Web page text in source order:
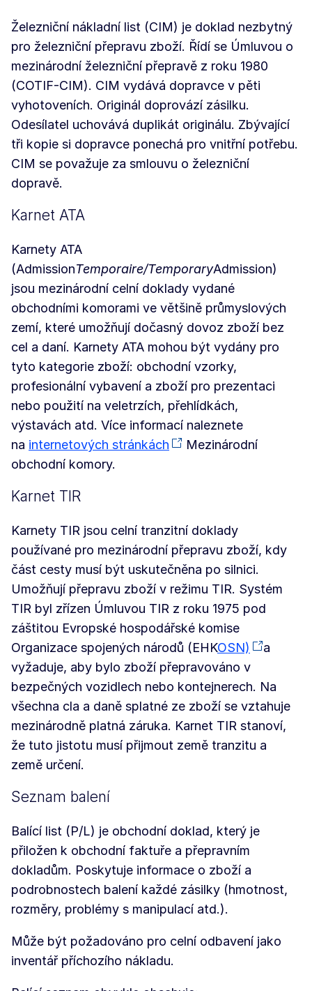
Železniční nákladní list (CIM) je doklad nezbytný
pro železniční přepravu zboží. Řídí se Úmluvou o
mezinárodní železniční přepravě z roku 1980
(COTIF-CIM). CIM vydává dopravce v pěti
vyhotoveních. Originál doprovází zásilku.
Odesílatel uchovává duplikát originálu. Zbývající
tři kopie si dopravce ponechá pro vnitřní potřebu.
CIM se považuje za smlouvu o železniční
dopravě.
Karnet ATA
Karnety ATA
(AdmissionTemporaire/TemporaryAdmission)
jsou mezinárodní celní doklady vydané
obchodními komorami ve většině průmyslových
zemí, které umožňují dočasný dovoz zboží bez
cel a daní. Karnety ATA mohou být vydány pro
tyto kategorie zboží: obchodní vzorky,
profesionální vybavení a zboží pro prezentaci
nebo použití na veletrzích, přehlídkách,
výstavách atd. Více informací naleznete
na internetových stránkách
Mezinárodní
obchodní komory.
Karnet TIR
Karnety TIR jsou celní tranzitní doklady
používané pro mezinárodní přepravu zboží, kdy
část cesty musí být uskutečněna po silnici.
Umožňují přepravu zboží v režimu TIR. Systém
TIR byl zřízen Úmluvou TIR z roku 1975 pod
záštitou Evropské hospodářské komise
Organizace spojených národů (EHKOSN)
a
vyžaduje, aby bylo zboží přepravováno v
bezpečných vozidlech nebo kontejnerech. Na
všechna cla a daně splatné ze zboží se vztahuje
mezinárodně platná záruka. Karnet TIR stanoví,
že tuto jistotu musí přijmout země tranzitu a
země určení.
Seznam balení
Balící list (P/L) je obchodní doklad, který je
přiložen k obchodní faktuře a přepravním
dokladům. Poskytuje informace o zboží a
podrobnostech balení každé zásilky (hmotnost,
rozměry, problémy s manipulací atd.).
Může být požadováno pro celní odbavení jako
inventář příchozího nákladu.